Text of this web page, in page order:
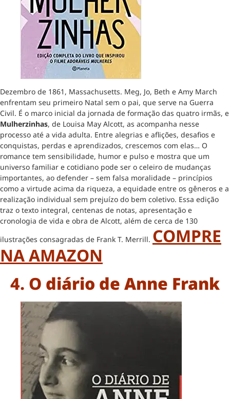
Dezembro de 1861, Massachusetts. Meg, Jo, Beth e Amy March
enfrentam seu primeiro Natal sem o pai, que serve na Guerra
Civil. É o marco inicial da jornada de formação das quatro irmãs, e
Mulherzinhas, de Louisa May Alcott, as acompanha nesse
processo até a vida adulta. Entre alegrias e aflições, desafios e
conquistas, perdas e aprendizados, crescemos com elas… O
romance tem sensibilidade, humor e pulso e mostra que um
universo familiar e cotidiano pode ser o celeiro de mudanças
importantes, ao defender – sem falsa moralidade – princípios
como a virtude acima da riqueza, a equidade entre os gêneros e a
realização individual sem prejuízo do bem coletivo. Essa edição
traz o texto integral, centenas de notas, apresentação e
cronologia de vida e obra de Alcott, além de cerca de 130
ilustrações consagradas de Frank T. Merrill. COMPRE
NA AMAZON
4. O diário de Anne Frank